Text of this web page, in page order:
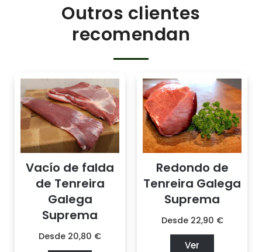
Outros clientes
recomendan
Vacío de falda
de Tenreira
Galega
Suprema
Desde 20,80 €
Redondo de
Tenreira Galega
Suprema
Desde 22,90 €
Ver